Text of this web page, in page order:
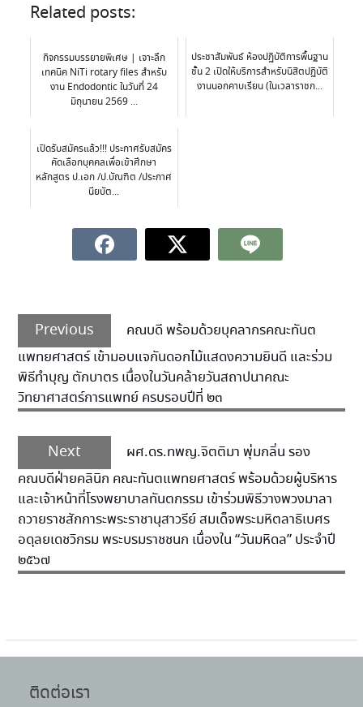
Related posts:
กิจกรรมบรรยายพิเศษ | เจาะลึก
เทคนิค NiTi rotary files สำหรับ
งาน Endodontic ในวันที่ 24
มิถุนายน 2569 ...
ประชาสัมพันธ์ ห้องปฏิบัติการพื้นฐาน
ชั้น 2 เปิดให้บริการสำหรับนิสิตปฏิบัติ
งานนอกคาบเรียน (ในเวลาราชก...
เปิดรับสมัครแล้ว!!! ประกาศรับสมัคร
คัดเลือกบุคคลเพื่อเข้าศึกษา
หลักสูตร ป.เอก /ป.บัณฑิต /ประกาศ
นียบัต...
Previous
คณบดี พร้อมด้วยบุคลากรคณะทันต
แพทยศาสตร์ เข้ามอบแจกันดอกไม้แสดงความยินดี และร่วม
พิธีทำบุญ ตักบาตร เนื่องในวันคล้ายวันสถาปนาคณะ
วิทยาศาสตร์การแพทย์ ครบรอบปีที่ ๒๓
Next
ผศ.ดร.ทพญ.จิตติมา พุ่มกลิ่น รอง
คณบดีฝ่ายคลินิก คณะทันตแพทยศาสตร์ พร้อมด้วยผู้บริหาร
และเจ้าหน้าที่โรงพยาบาลทันตกรรม เข้าร่วมพิธีวางพวงมาลา
ถวายราชสักการะพระราชานุสาวรีย์ สมเด็จพระมหิตลาธิเบศร
อดุลยเดชวิกรม พระบรมราชชนก เนื่องใน “วันมหิดล” ประจำปี
๒๕๖๗
ติดต่อเรา